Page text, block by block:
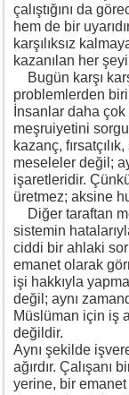
çalıştığını da
hem de bir
karşılıksız
kazanılan her
Bugün karşı
problemlerden
İnsanlar daha
meşruiyetini
kazanç,
meseleler değil;
işaretleridir.
üretmez; aksine
Diğer taraftan
sistemin
ciddi bir ahlaki
emanet olarak
işi hakkıyla
değil; aynı
Müslüman için iş
değildir.
Aynı şekilde
ağırdır. Çalışanı
yerine, bir